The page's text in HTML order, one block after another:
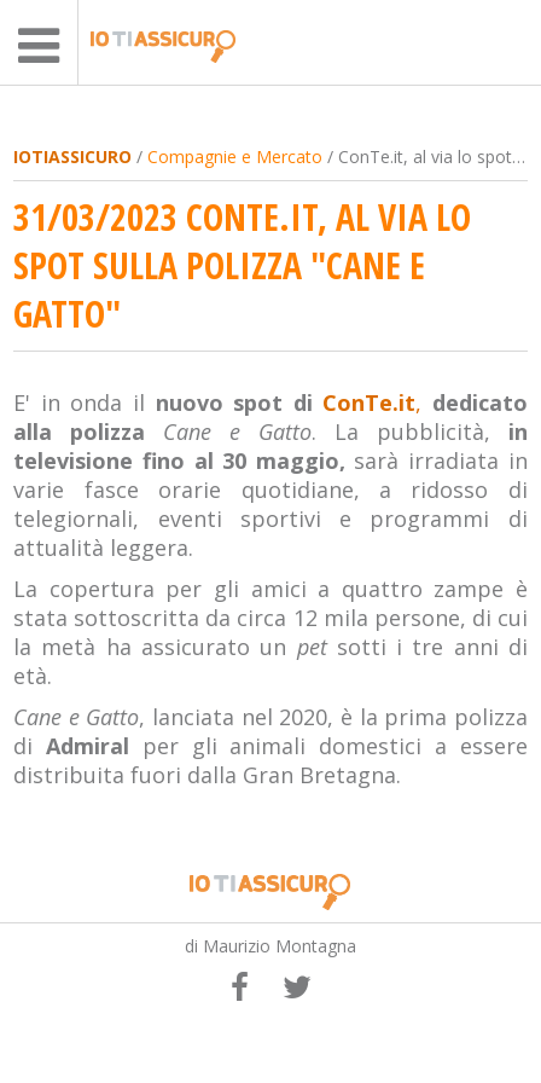
IOTIASSICURO /Compagnie e Mercato / ConTe.it, al via lo spot sulla polizza "Cane e Gatto"
31/03/2023 CONTE.IT, AL VIA LO
SPOT SULLA POLIZZA "CANE E
GATTO"
E' in onda il nuovo spot di ConTe.it, dedicato
alla polizza
Cane e Gatto. La pubblicità, in
televisione fino al 30 maggio, sarà irradiata in
varie fasce orarie quotidiane, a ridosso di
telegiornali, eventi sportivi e programmi di
attualità leggera.
La copertura per gli amici a quattro zampe è
stata sottoscritta da circa 12 mila persone, di cui
la metà ha assicurato un petsotti i tre anni di
età.
Cane e Gatto, lanciata nel 2020, è la prima polizza
diAdmiral per gli animali domestici a essere
distribuita fuori dalla Gran Bretagna.
di Maurizio Montagna